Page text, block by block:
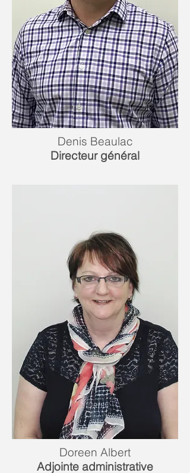
Denis Beaulac
Directeur général
Doreen Albert
Adjointe administrative